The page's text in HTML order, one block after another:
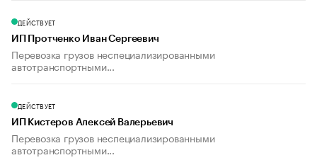
ДЕЙСТВУЕТ
ИП Протченко Иван Сергеевич
Перевозка грузов неспециализированными
автотранспортными...
ДЕЙСТВУЕТ
ИП Кистеров Алексей Валерьевич
Перевозка грузов неспециализированными
автотранспортными...